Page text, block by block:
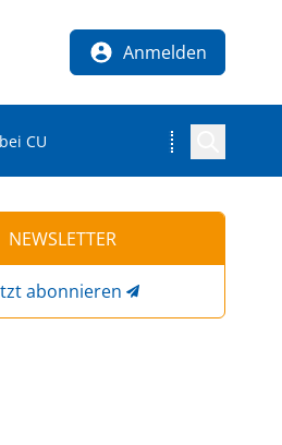
Anmelden
CU
NEWSLETTER
abonnieren